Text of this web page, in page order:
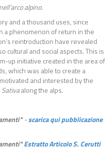
alpino.
and a thousand uses, since
a phenomenon of return in the
reintroduction have revealed
cultural and social aspects. This is
up initiative created in the area of
which was able to create a
and interested by the
Sativaalong the alps.
-scarica qui pubblicazione
Estratto Articolo S. Cerutti